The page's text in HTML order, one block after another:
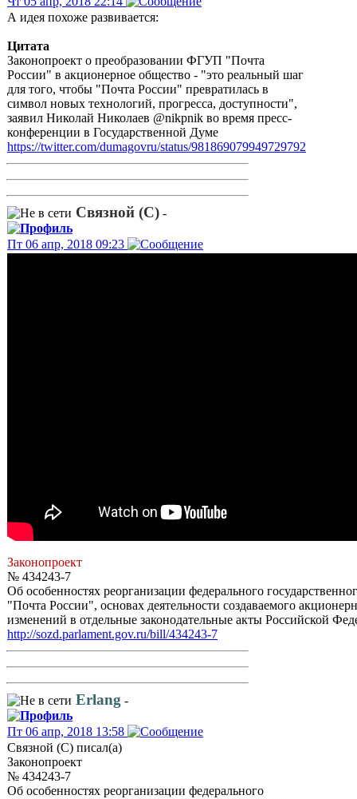
А идея похоже развивается:
Цитата
Законопроект о преобразовании ФГУП "Почта
России" в акционерное общество - "это реальный шаг
для того, чтобы "Почта России" превратилась в
символ новых технологий, прогресса, доступности",
заявил Николай Николаев @nikpnik во время пресс-
конференции в Государственной Думе
https://twitter.com/dumagovru/status/981869079949729792
Связной (С) -
Пт 06 апр, 2018 09:23
Законопроект
№ 434243-7
Об особенностях реорганизации федерального
"Почта России", основах деятельности создаваемого
изменений в отдельные законодательные акты Российской
http://sozd.parlament.gov.ru/bill/434243-7
Erlang -
Пт 06 апр, 2018 13:58
Связной (С) писал(а)
Законопроект
№ 434243-7
Об особенностях реорганизации федерального